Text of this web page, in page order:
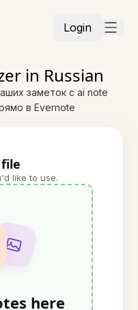
Login
in Russian
заметок с ai note
в Evernote
like to use.
here